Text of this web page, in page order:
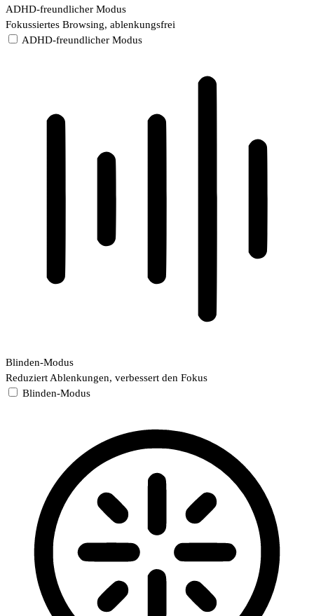
ADHD-freundlicher Modus
Fokussiertes Browsing, ablenkungsfrei
ADHD-freundlicher Modus
Blinden-Modus
Reduziert Ablenkungen, verbessert den Fokus
Blinden-Modus